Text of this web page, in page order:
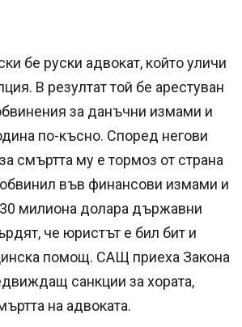
бе руски адвокат, който уличи
В резултат той бе арестуван
за данъчни измами и
по-късно. Според негови
смъртта му е тормоз от страна
обвинил във финансови измами и
милиона долара държавни
че юристът е бил бит и
помощ. САЩ приеха Закона
санкции за хората,
на адвоката.